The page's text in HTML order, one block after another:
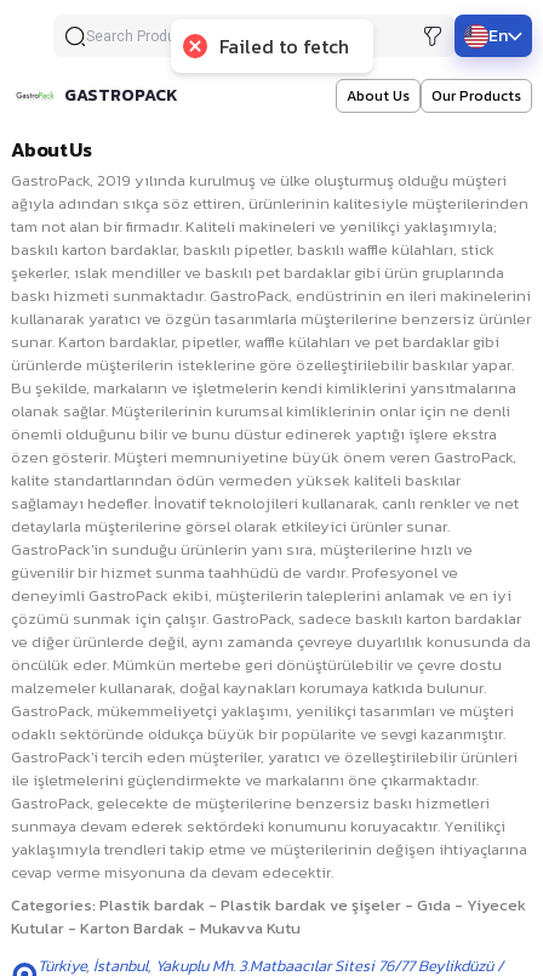
En
GASTROPACK About Us Our Products
About Us
GastroPack, 2019 yılında kurulmuş ve ülke oluşturmuş olduğu müşteri
ağıyla adından sıkça söz ettiren, ürünlerinin kalitesiyle müşterilerinden
tam not alan bir firmadır. Kaliteli makineleri ve yenilikçi yaklaşımıyla;
baskılı karton bardaklar, baskılı pipetler, baskılı waffle külahları, stick
şekerler, ıslak mendiller ve baskılı pet bardaklar gibi ürün gruplarında
baskı hizmeti sunmaktadır. GastroPack, endüstrinin en ileri makinelerini
kullanarak yaratıcı ve özgün tasarımlarla müşterilerine benzersiz ürünler
sunar. Karton bardaklar, pipetler, waffle külahları ve pet bardaklar gibi
ürünlerde müşterilerin isteklerine göre özelleştirilebilir baskılar yapar.
Bu şekilde, markaların ve işletmelerin kendi kimliklerini yansıtmalarına
olanak sağlar. Müşterilerinin kurumsal kimliklerinin onlar için ne denli
önemli olduğunu bilir ve bunu düstur edinerek yaptığı işlere ekstra
özen gösterir. Müşteri memnuniyetine büyük önem veren GastroPack,
kalite standartlarından ödün vermeden yüksek kaliteli baskılar
sağlamayı hedefler. İnovatif teknolojileri kullanarak, canlı renkler ve net
detaylarla müşterilerine görsel olarak etkileyici ürünler sunar.
GastroPack'in sunduğu ürünlerin yanı sıra, müşterilerine hızlı ve
güvenilir bir hizmet sunma taahhüdü de vardır. Profesyonel ve
deneyimli GastroPack ekibi, müşterilerin taleplerini anlamak ve en iyi
çözümü sunmak için çalışır. GastroPack, sadece baskılı karton bardaklar
ve diğer ürünlerde değil, aynı zamanda çevreye duyarlılık konusunda da
öncülük eder. Mümkün mertebe geri dönüştürülebilir ve çevre dostu
malzemeler kullanarak, doğal kaynakları korumaya katkıda bulunur.
GastroPack, mükemmeliyetçi yaklaşımı, yenilikçi tasarımları ve müşteri
odaklı sektöründe oldukça büyük bir popülarite ve sevgi kazanmıştır.
GastroPack'i tercih eden müşteriler, yaratıcı ve özelleştirilebilir ürünleri
ile işletmelerini güçlendirmekte ve markalarını öne çıkarmaktadır.
GastroPack, gelecekte de müşterilerine benzersiz baskı hizmetleri
sunmaya devam ederek sektördeki konumunu koruyacaktır. Yenilikçi
yaklaşımıyla trendleri takip etme ve müşterilerinin değişen ihtiyaçlarına
cevap verme misyonuna da devam edecektir.
Categories: Plastik bardak - Plastik bardak ve şişeler - Gıda - Yiyecek
Kutular - Karton Bardak - Mukavva Kutu
Türkiye, İstanbul, Yakuplu Mh. 3.Matbaacılar Sitesi 76/77 Beylikdüzü /
Failed to fetch